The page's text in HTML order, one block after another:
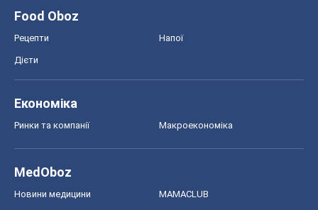
Food Oboz
Рецепти Напої
Дієти
Економіка
Ринки та компанії Макроекономіка
MedOboz
Новини медицини MAMACLUB